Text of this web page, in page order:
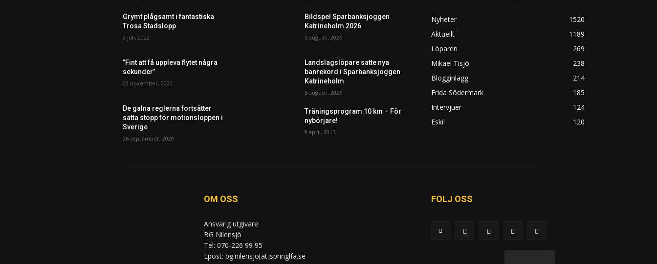
Grymt plågsamt i fantastiska
Trosa Stadslopp
3 juli, 2022
”Fint att få uppleva flytet några
sekunder”
22 november, 2020
De galna reglerna fortsätter
sätta stopp för motionsloppen i
Sverige
26 september, 2020
Bildspel Sparbanksjoggen
Katrineholm 2026
5 augusti, 2026
Landslagslöpare satte nya
banrekord i Sparbanksjoggen
Katrineholm
5 augusti, 2026
Träningsprogram 10 km – För
nybörjare!
9 april, 2015
Nyheter
1520
Aktuellt
1189
Löparen
269
Mikael Tisjö
238
Blogginlägg
214
Frida Södermark
185
Intervjuer
124
Eskil
120
OM OSS
Ansvarig utgivare:
BG Nilensjö
Tel: 070-226 99 95
Epost: bg.nilensjo[at]springlfa.se
FÖLJ OSS